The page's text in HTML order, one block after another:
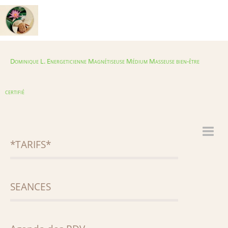
Dominique L. Energeticienne Magnétiseuse Médium Masseuse bien-être
certifié
Album
Livre d'or
*TARIFS*
TRILOGIES CURES DE BIEN-ETRE
SEANCES